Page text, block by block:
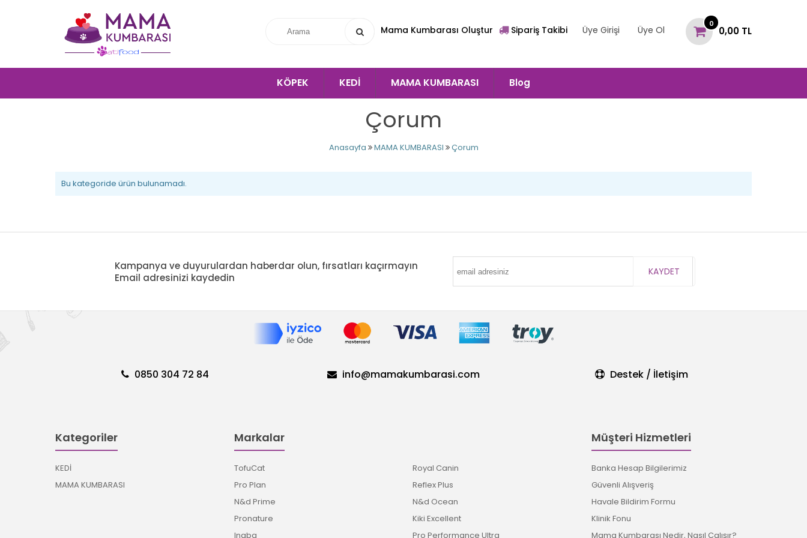
0
0,00 TL
Üye Girişi Üye Ol
Sipariş Takibi
Mama Kumbarası Oluştur
KÖPEK KEDİ MAMA KUMBARASI Blog
Çorum
Anasayfa MAMA KUMBARASI Çorum
Bu kategoride ürün bulunamadı.
Kampanya ve duyurulardan haberdar olun, fırsatları kaçırmayın
Email adresinizi kaydedin
KAYDET
0850 304 72 84 info@mamakumbarasi.com Destek / İletişim
Kategoriler
KEDİ
MAMA KUMBARASI
Markalar
TofuCat
Royal Canin
Pro Plan
Reflex Plus
N&d Prime
N&d Ocean
Pronature
Kiki Excellent
Inaba
Pro Performance Ultra
Müşteri Hizmetleri
Banka Hesap Bilgilerimiz
Güvenli Alışveriş
Havale Bildirim Formu
Klinik Fonu
Mama Kumbarası Nedir, Nasıl Çalışır?